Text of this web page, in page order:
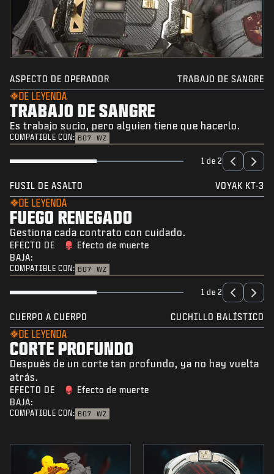
ASPECTO DE OPERADOR TRABAJO DE SANGRE
DE LEYENDA
TRABAJO DE SANGRE
Es trabajo sucio, pero alguien tiene que hacerlo.
COMPATIBLE CON: BO7 WZ
1 de 2
FUSIL DE ASALTO VOYAK KT-3
DE LEYENDA
FUEGO RENEGADO
Gestiona cada contrato con cuidado.
EFECTO DE
BAJA:
Efecto de muerte
COMPATIBLE CON: BO7 WZ
1 de 2
CUERPO A CUERPO CUCHILLO BALÍSTICO
DE LEYENDA
CORTE PROFUNDO
Después de un corte tan profundo, ya no hay vuelta
atrás.
EFECTO DE
BAJA:
Efecto de muerte
COMPATIBLE CON: BO7 WZ